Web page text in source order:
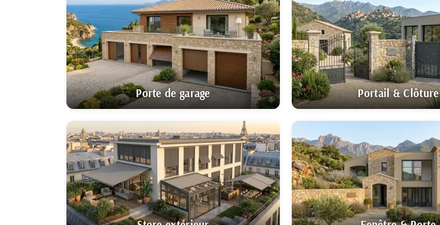
90 coloris, 4 finitions. 🇫🇷 Fabrication
française sur mesure | Expédié 24h, livré 5
jours.
Porte de garage Portail & Clôture